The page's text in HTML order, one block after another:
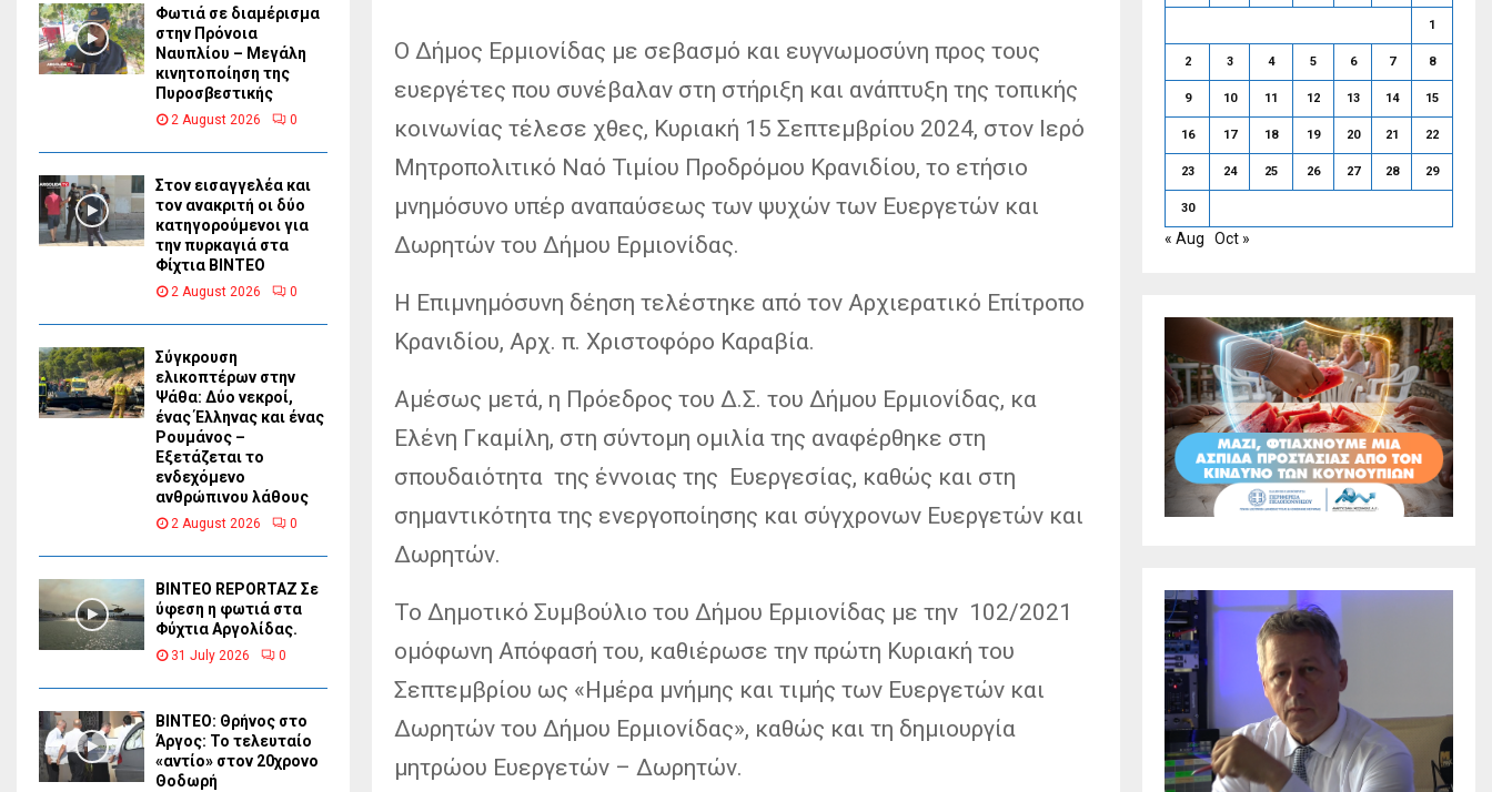
Ο Δήμος Ερμιονίδας με σεβασμό και ευγνωμοσύνη προς τους
ευεργέτες που συνέβαλαν στη στήριξη και ανάπτυξη της τοπικής
κοινωνίας τέλεσε χθες, Κυριακή 15 Σεπτεμβρίου 2024, στον Ιερό
Μητροπολιτικό Ναό Τιμίου Προδρόμου Κρανιδίου, το ετήσιο
μνημόσυνο υπέρ αναπαύσεως των ψυχών των Ευεργετών και
Δωρητών του Δήμου Ερμιονίδας.
Η Επιμνημόσυνη δέηση τελέστηκε από τον Αρχιερατικό Επίτροπο
Κρανιδίου, Αρχ. π. Χριστοφόρο Καραβία.
Αμέσως μετά, η Πρόεδρος του Δ.Σ. του Δήμου Ερμιονίδας, κα
Ελένη Γκαμίλη, στη σύντομη ομιλία της αναφέρθηκε στη
σπουδαιότητα της έννοιας της Ευεργεσίας, καθώς και στη
σημαντικότητα της ενεργοποίησης και σύγχρονων Ευεργετών και
Δωρητών.
Το Δημοτικό Συμβούλιο του Δήμου Ερμιονίδας με την 102/2021
ομόφωνη Απόφασή του, καθιέρωσε την πρώτη Κυριακή του
Σεπτεμβρίου ως «Ημέρα μνήμης και τιμής των Ευεργετών και
Δωρητών του Δήμου Ερμιονίδας», καθώς και τη δημιουργία
μητρώου Ευεργετών – Δωρητών.
Φωτιά σε διαμέρισμα
στην Πρόνοια
Ναυπλίου – Μεγάλη
κινητοποίηση της
Πυροσβεστικής
2 August 2026 0
Στον εισαγγελέα και
τον ανακριτή οι δύο
κατηγορούμενοι για
την πυρκαγιά στα
Φίχτια ΒΙΝΤΕΟ
2 August 2026 0
Σύγκρουση
ελικοπτέρων στην
Ψάθα: Δύο νεκροί,
ένας Έλληνας και ένας
Ρουμάνος –
Εξετάζεται το
ενδεχόμενο
ανθρώπινου λάθους
2 August 2026 0
BINTEO REPORTAZ Σε
ύφεση η φωτιά στα
Φύχτια Αργολίδας.
31 July 2026 0
ΒΙΝΤΕΟ: Θρήνος στο
Άργος: Το τελευταίο
«αντίο» στον 20χρονο
Θοδωρή
1
2 3 4 5 6 7 8
9 10 11 12 13 14 15
16 17 18 19 20 21 22
23 24 25 26 27 28 29
30
« Aug Oct »